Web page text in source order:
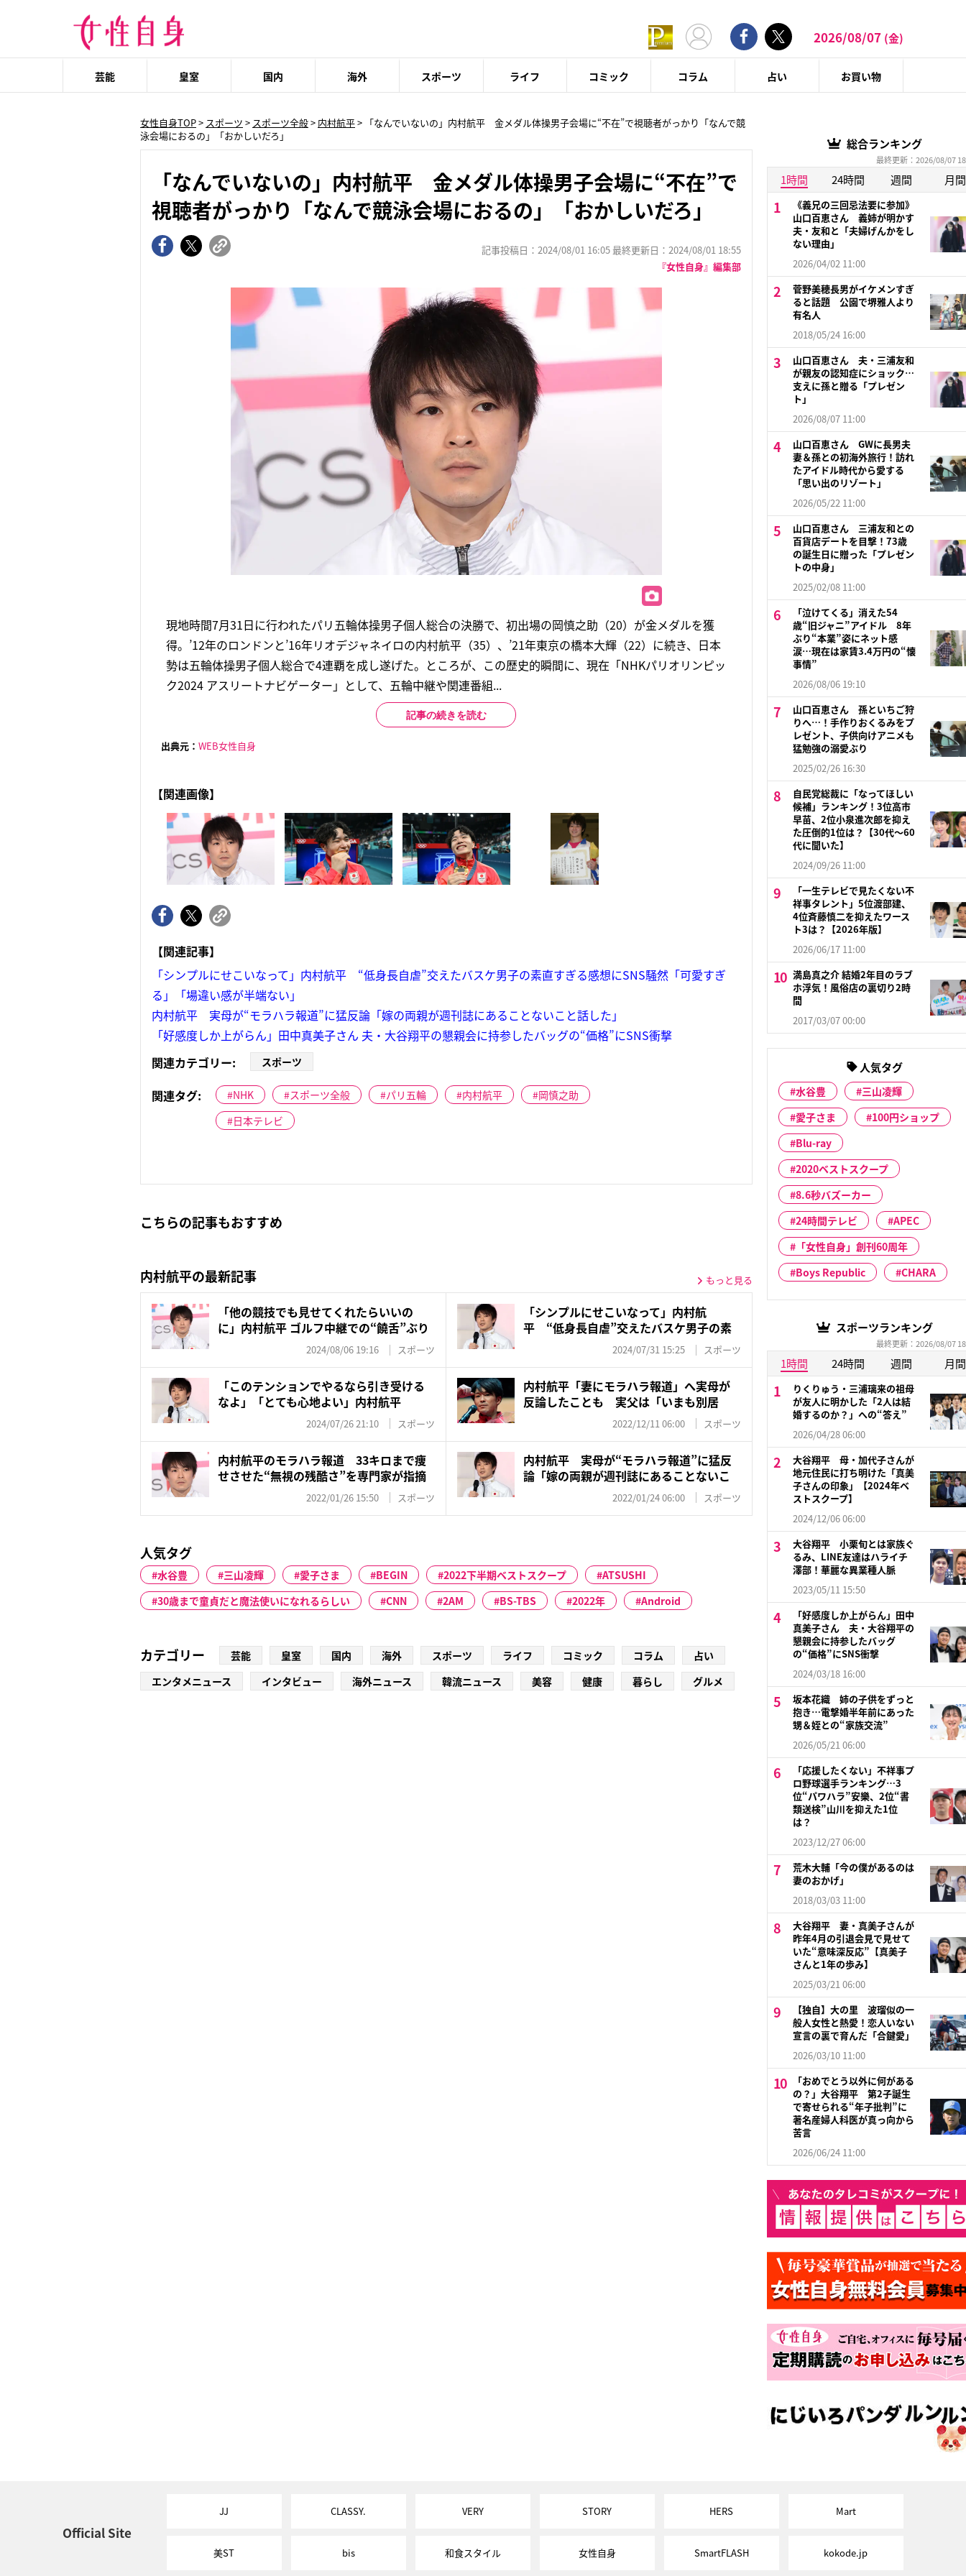
2026/08/07 (金)
芸能 皇室 国内 海外 スポーツ ライフ コミック コラム 占い お買い物
女性自身TOP> スポーツ > スポーツ全般> 内村航平> 「なんでいないの」内村航平 金メダル体操男子会場に“不在”で視聴者がっかり「なんで競
泳会場におるの」「おかしいだろ」
「なんでいないの」内村航平 金メダル体操男子会場に“不在”で
視聴者がっかり「なんで競泳会場におるの」「おかしいだろ」
記事投稿日：2024/08/01 16:05 最終更新日：2024/08/01 18:55
『女性自身』編集部
現地時間7月31日に行われたパリ五輪体操男子個人総合の決勝で、初出場の岡慎之助（20）が金メダルを獲
得。’12年のロンドンと’16年リオデジャネイロの内村航平（35）、’21年東京の橋本大輝（22）に続き、日本
勢は五輪体操男子個人総合で4連覇を成し遂げた。ところが、この歴史的瞬間に、現在「NHKパリオリンピッ
ク2024 アスリートナビゲーター」として、五輪中継や関連番組...
記事の続きを読む
出典元： WEB女性自身
【関連画像】
【関連記事】
「シンプルにせこいなって」内村航平 “低身長自虐”交えたバスケ男子の素直すぎる感想にSNS騒然「可愛すぎ
る」「場違い感が半端ない」
内村航平 実母が“モラハラ報道”に猛反論「嫁の両親が週刊誌にあることないこと話した」
「好感度しか上がらん」田中真美子さん 夫・大谷翔平の懇親会に持参したバッグの“価格”にSNS衝撃
関連カテゴリー:
スポーツ
関連タグ: NHK スポーツ全般 パリ五輪 内村航平
岡慎之助
日本テレビ
こちらの記事もおすすめ
内村航平の最新記事 もっと見る
「他の競技でも見せてくれたらいいの
に」内村航平 ゴルフ中継での“饒舌”ぶり
2024/08/06 19:16 スポーツ
「シンプルにせこいなって」内村航
平 “低身長自虐”交えたバスケ男子の素
2024/07/31 15:25 スポーツ
「このテンションでやるなら引き受ける
なよ」「とても心地よい」内村航平
2024/07/26 21:10 スポーツ
内村航平「妻にモラハラ報道」へ実母が
反論したことも 実父は「いまも別居
2022/12/11 06:00 スポーツ
内村航平のモラハラ報道 33キロまで痩
せさせた“無視の残酷さ”を専門家が指摘
2022/01/26 15:50 スポーツ
内村航平 実母が“モラハラ報道”に猛反
論「嫁の両親が週刊誌にあることないこ
2022/01/24 06:00 スポーツ
人気タグ
水谷豊 三山凌輝 愛子さま BEGIN 2022下半期ベストスクープ
ATSUSHI
30歳まで童貞だと魔法使いになれるらしい
CNN 2AM BS-TBS 2022年 Android
カテゴリー 芸能 皇室 国内 海外 スポーツ ライフ コミック コラム
占い
エンタメニュース
インタビュー 海外ニュース 韓流ニュース 美容 健康 暮らし グルメ
総合ランキング
最終更新：2026/08/07
1時間 24時間 週間 月間
《義兄の三回忌法要に参加》
山口百恵さん 義姉が明かす
夫・友和と「夫婦げんかをし
ない理由」
2026/04/02 11:00
菅野美穂長男がイケメンすぎ
ると話題 公園で堺雅人より
有名人
2018/05/24 16:00
山口百恵さん 夫・三浦友和
が親友の認知症にショック…
支えに孫と贈る「プレゼン
ト」
2026/08/07 11:00
山口百恵さん GWに長男夫
妻＆孫との初海外旅行！訪れ
たアイドル時代から愛する
「思い出のリゾート」
2026/05/22 11:00
山口百恵さん 三浦友和との
百貨店デートを目撃！73歳
の誕生日に贈った「プレゼン
トの中身」
2025/02/08 11:00
「泣けてくる」消えた54
歳“旧ジャニ”アイドル 8年
ぶり“本業”姿にネット感
涙…現在は家賃3.4万円の“懐
事情”
2026/08/06 19:10
山口百恵さん 孫といちご狩
りへ…！手作りおくるみをプ
レゼント、子供向けアニメも
猛勉強の溺愛ぶり
2025/02/26 16:30
自民党総裁に「なってほしい
候補」ランキング！3位高市
早苗、2位小泉進次郎を抑え
た圧倒的1位は？【30代〜60
代に聞いた】
2024/09/26 11:00
「一生テレビで見たくない不
祥事タレント」5位渡部建、
4位斉藤慎二を抑えたワース
ト3は？【2026年版】
2026/06/17 11:00
満島真之介 結婚2年目のラブ
ホ浮気！風俗店の裏切り2時
間
2017/03/07 00:00
人気タグ
水谷豊
三山凌輝
愛子さま
100円ショップ
Blu-ray
2020ベストスクープ
8.6秒バズーカー
24時間テレビ
APEC
「女性自身」創刊60周年
Boys Republic
CHARA
スポーツランキング
最終更新：2026/08/07
1時間 24時間 週間 月間
りくりゅう・三浦璃来の祖母
が友人に明かした「2人は結
婚するのか？」への“答え”
2026/04/28 06:00
大谷翔平 母・加代子さんが
地元住民に打ち明けた「真美
子さんの印象」【2024年ベ
ストスクープ】
2024/12/06 06:00
大谷翔平 小栗旬とは家族ぐ
るみ、LINE友達はハライチ
澤部！華麗な異業種人脈
2023/05/11 15:50
「好感度しか上がらん」田中
真美子さん 夫・大谷翔平の
懇親会に持参したバッグ
の“価格”にSNS衝撃
2024/03/18 16:00
坂本花織 姉の子供をずっと
抱き…電撃婚半年前にあった
甥＆姪との“家族交流”
2026/05/21 06:00
「応援したくない」不祥事プ
ロ野球選手ランキング…3
位“パワハラ”安樂、2位“書
類送検”山川を抑えた1位
は？
2023/12/27 06:00
荒木大輔「今の僕があるのは
妻のおかげ」
2018/03/03 11:00
大谷翔平 妻・真美子さんが
昨年4月の引退会見で見せて
いた“意味深反応”【真美子
さんと1年の歩み】
2025/03/21 06:00
【独自】大の里 波瑠似の一
般人女性と熱愛！恋人いない
宣言の裏で育んだ「合鍵愛」
2026/03/10 11:00
「おめでとう以外に何がある
の？」大谷翔平 第2子誕生
で寄せられる“年子批判”に
著名産婦人科医が真っ向から
苦言
2026/06/24 11:00
Official Site
JJ CLASSY. VERY STORY HERS Mart
美ST bis 和食スタイル 女性自身 SmartFLASH kokode.jp